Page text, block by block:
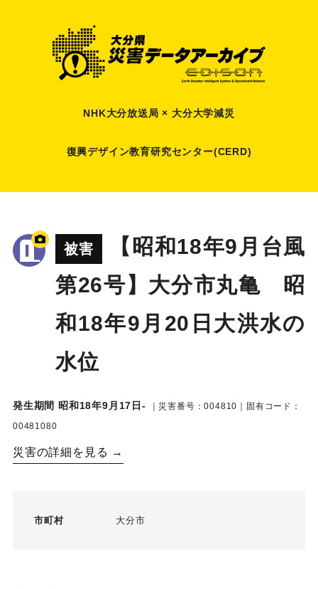
NHK大分放送局 × 大分大学減災
復興デザイン教育研究センター(CERD)
被害
【昭和18年9月台風
第26号】大分市丸亀 昭
和18年9月20日大洪水の
水位
発生期間 昭和18年9月17日-
｜災害番号：004810｜固有コード：
00481080
災害の詳細を見る →
市町村 大分市